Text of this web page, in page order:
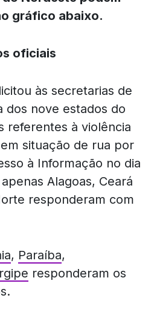
gráfico abaixo.
oficiais
às secretarias de
dos nove estados do
referentes à violência
situação de rua por
à Informação no dia
Alagoas, Ceará
responderam com
, Paraíba,
responderam os